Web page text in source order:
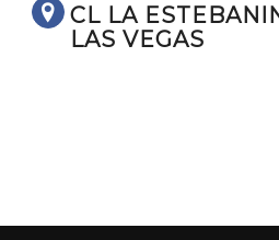
CL LA
LAS VEGAS